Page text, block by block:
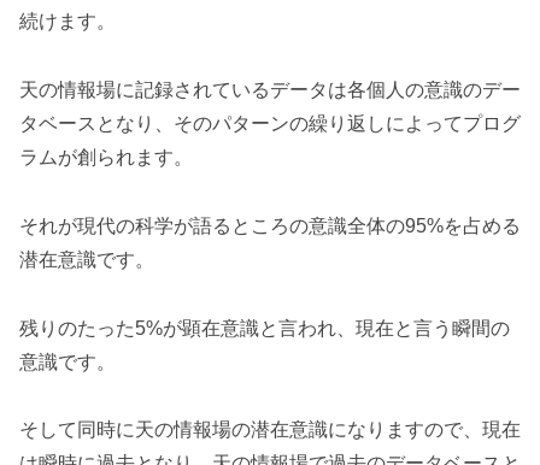
続けます。
天の情報場に記録されているデータは各個人の意識のデー
タベースとなり、そのパターンの繰り返しによってプログ
ラムが創られます。
それが現代の科学が語るところの意識全体の95%を占める
潜在意識です。
残りのたった5%が顕在意識と言われ、現在と言う瞬間の
意識です。
そして同時に天の情報場の潜在意識になりますので、現在